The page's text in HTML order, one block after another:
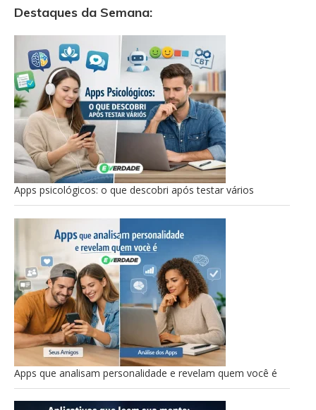
Destaques da Semana:
Apps psicológicos: o que descobri após testar vários
Apps que analisam personalidade e revelam quem você é